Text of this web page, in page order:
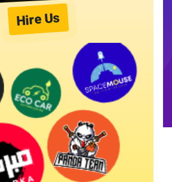
Hire Us